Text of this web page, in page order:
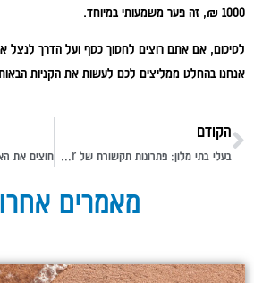
1000 ₪, זה פער משמעותי במיוחד.
לסיכום, אם אתם רוצים לחסוך כסף ועל הדרך לנצל
אנחנו בהחלט ממליצים לכם לעשות את הקניות
הקודם
מאמרים